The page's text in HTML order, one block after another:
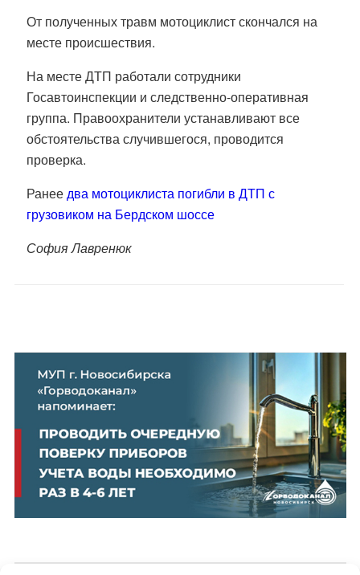
От полученных травм мотоциклист скончался на
месте происшествия.
На месте ДТП работали сотрудники
Госавтоинспекции и следственно-оперативная
группа. Правоохранители устанавливают все
обстоятельства случившегося, проводится
проверка.
Ранеедва мотоциклиста погибли в ДТП с
грузовиком на Бердском шоссе
София Лавренюк